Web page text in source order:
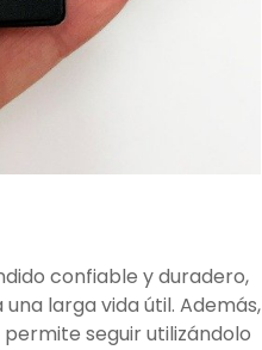
confiable y duradero,
larga vida útil. Además,
seguir utilizándolo